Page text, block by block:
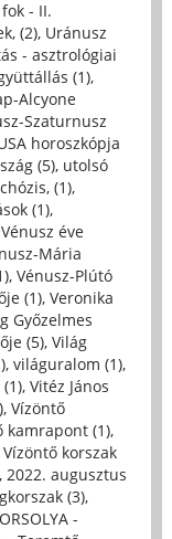
- II.
(2), Uránusz
- asztrológiai
(1),
Alcyone
Szaturnusz
horoszkópja
(5), utolsó
(1),
(1),
Vénusz éve
Mária
, Vénusz-Plútó
(1), Veronika
Győzelmes
(5), Világ
, világuralom (1),
, Vitéz János
, Vízöntő
kamrapont (1),
Vízöntő korszak
augusztus
(3),
-